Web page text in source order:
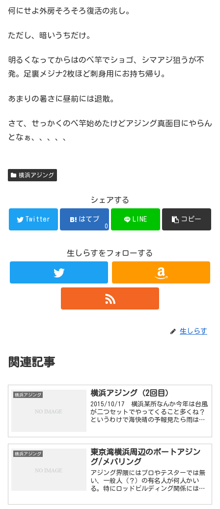
何にせよ外房そろそろ復活の兆し。
ただし、暗いうちだけ。
明るくなってからはのべ竿でショゴ、シマアジ狙うが不
発。足裏メジナ2枚ほど刺身用にお持ち帰り。
あまりの暑さに昼前には退散。
さて、せっかくのべ竿始めたけどアジング真面目にやらん
となぁ、、、、、
横浜アジング
シェアする
Twitter はてブ
0
LINE コピー
生しらすをフォローする
生しらす
関連記事
横浜アジング 横浜アジング（2回目）
2015/10/17 横浜某所なんか今年は台風
が二つセットでやってくること多くね？
というわけで海快晴の予報見たら雨はと
で朝ゆっくり寝て夕方に向けて魔界巡り
をしながら横浜へ向かう事に。金曜夜に
LINEグルー...
横浜アジング
東京湾横浜周辺のボートアジン
グ/メバリング
アジング界隈にはプロやテスターでは無
い、一般人（？）の有名人が何人かい
る。特にロッドビルディング関係には、
者・・・・・